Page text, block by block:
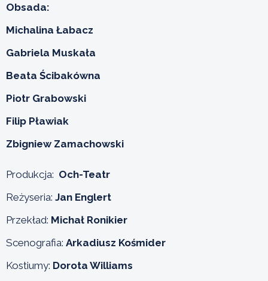
Obsada:
Michalina Łabacz
Gabriela Muskała
Beata Ścibakówna
Piotr Grabowski
Filip Pławiak
Zbigniew Zamachowski
Produkcja: Och-Teatr
Reżyseria: Jan Englert
Przekład: Michał Ronikier
Scenografia: Arkadiusz Kośmider
Kostiumy: Dorota Williams